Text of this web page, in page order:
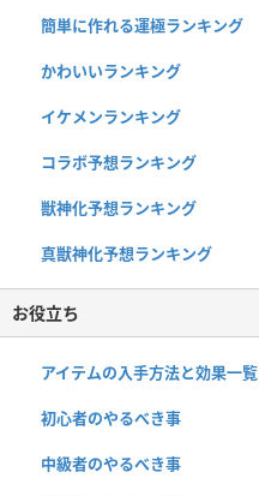
簡単に作れる運極ランキング
かわいいランキング
イケメンランキング
コラボ予想ランキング
獣神化予想ランキング
真獣神化予想ランキング
お役立ち
アイテムの入手方法と効果一覧
初心者のやるべき事
中級者のやるべき事